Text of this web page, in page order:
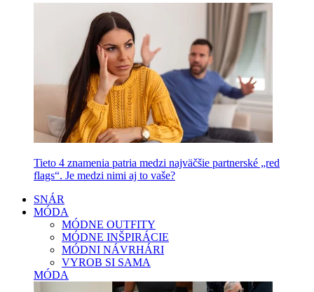
Tieto 4 znamenia patria medzi najväčšie partnerské „red
flags“. Je medzi nimi aj to vaše?
SNÁR
MÓDA
MÓDNE OUTFITY
MÓDNE INŠPIRÁCIE
MÓDNI NÁVRHÁRI
VYROB SI SAMA
MÓDA